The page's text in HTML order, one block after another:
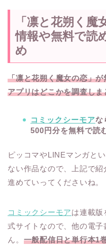
「凛と花朔く魔
情報や無料で読
め
「凛と花朔く魔女の恋」
アプリはどこかを調査し
コミックシーモアな
500円分を無料で読
ピッコマやLINEマンガと
ない作品なので、上記で
進めていってくださいね。
コミックシーモアは連載版
式サイトなので、他の電
ん。 一般配信日と単行本1